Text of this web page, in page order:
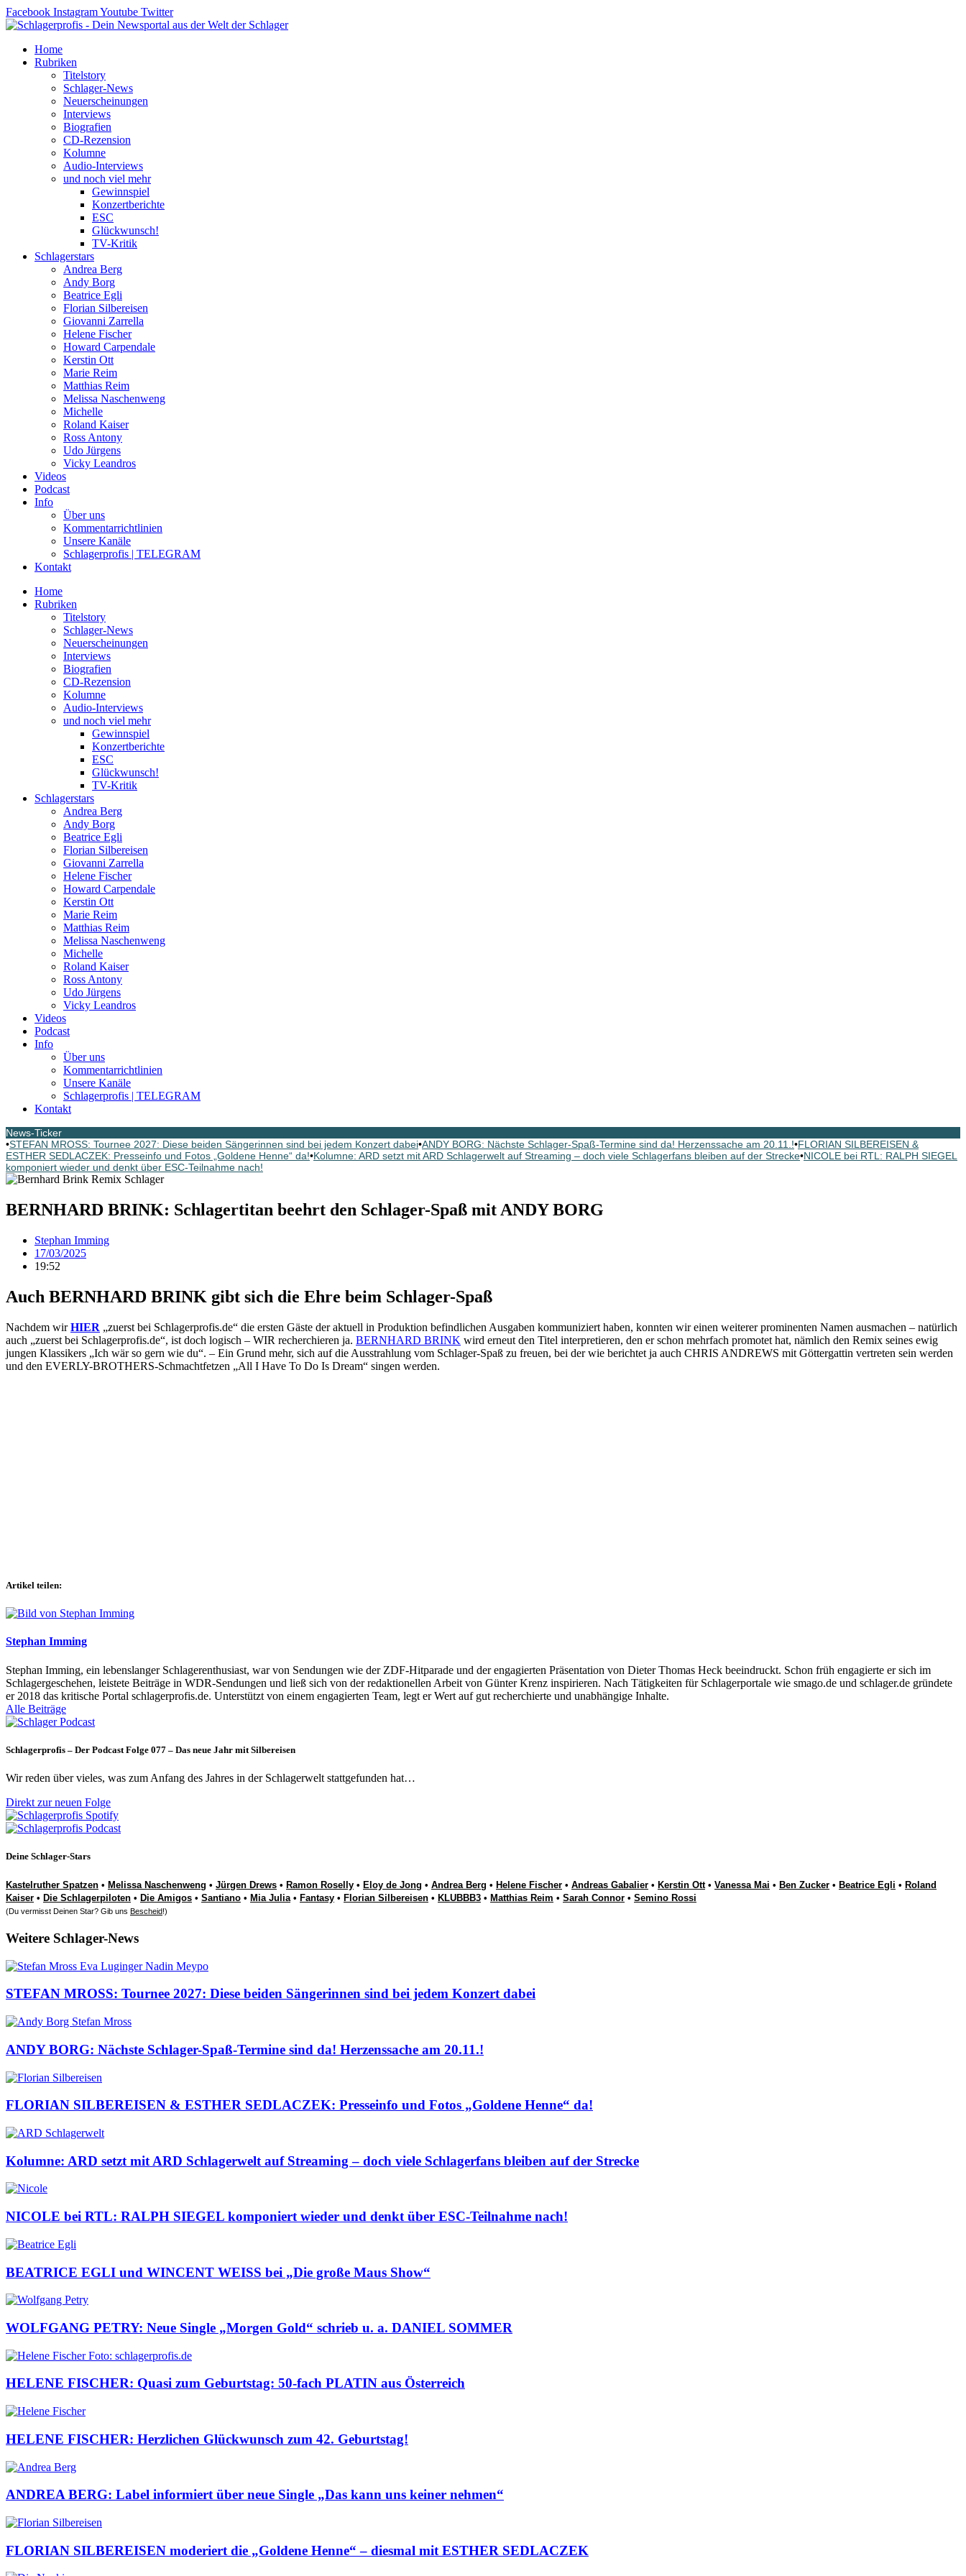
Zum
Inhalt
Facebook InstagramYoutube Twitter
Home
Rubriken
Titelstory
Schlager-News
Neuerscheinungen
Interviews
Biografien
CD-Rezension
Kolumne
Audio-Interviews
und noch viel mehr
Gewinnspiel
Konzertberichte
ESC
Glückwunsch!
TV-Kritik
Schlagerstars
Andrea Berg
Andy Borg
Beatrice Egli
Florian Silbereisen
Giovanni Zarrella
Helene Fischer
Howard Carpendale
Kerstin Ott
Marie Reim
Matthias Reim
Melissa Naschenweng
Michelle
Roland Kaiser
Ross Antony
Udo Jürgens
Vicky Leandros
Videos
Podcast
Info
Über uns
Kommentarrichtlinien
Unsere Kanäle
Schlagerprofis | TELEGRAM
Kontakt
Home
Rubriken
Titelstory
Schlager-News
Neuerscheinungen
Interviews
Biografien
CD-Rezension
Kolumne
Audio-Interviews
und noch viel mehr
Gewinnspiel
Konzertberichte
ESC
Glückwunsch!
TV-Kritik
Schlagerstars
Andrea Berg
Andy Borg
Beatrice Egli
Florian Silbereisen
Giovanni Zarrella
Helene Fischer
Howard Carpendale
Kerstin Ott
Marie Reim
Matthias Reim
Melissa Naschenweng
Michelle
Roland Kaiser
Ross Antony
Udo Jürgens
Vicky Leandros
Videos
Podcast
Info
Über uns
Kommentarrichtlinien
Unsere Kanäle
Schlagerprofis | TELEGRAM
Kontakt
News-Ticker
•STEFAN MROSS: Tournee 2027: Diese beiden Sängerinnen sind bei jedem Konzert dabei•ANDY BORG: Nächste Schlager-Spaß-Termine sind da! Herzenssache am 20.11.!•FLORIAN SILBEREISEN &
ESTHER SEDLACZEK: Presseinfo und Fotos „Goldene Henne“ da!•Kolumne: ARD setzt mit ARD Schlagerwelt auf Streaming – doch viele Schlagerfans bleiben auf der Strecke•NICOLE bei RTL: RALPH SIEGEL
komponiert wieder und denkt über ESC-Teilnahme nach!
BERNHARD BRINK: Schlagertitan beehrt den Schlager-Spaß mit ANDY BORG
Stephan Imming
17/03/2025
19:52
Auch BERNHARD BRINK gibt sich die Ehre beim Schlager-Spaß
Nachdem wirHIER „zuerst bei Schlagerprofis.de“ die ersten Gäste der aktuell in Produktion befindlichen Ausgaben kommuniziert haben, konnten wir einen weiterer prominenten Namen ausmachen – natürlich
auch „zuerst bei Schlagerprofis.de“, ist doch logisch – WIR recherchieren ja. BERNHARD BRINK wird erneut den Titel interpretieren, den er schon mehrfach promotet hat, nämlich den Remix seines ewig
jungen Klassikers „Ich wär so gern wie du“. – Ein Grund mehr, sich auf die Ausstrahlung vom Schlager-Spaß zu freuen, bei der wie berichtet ja auch CHRIS ANDREWS mit Göttergattin vertreten sein werden
und den EVERLY-BROTHERS-Schmachtfetzen „All I Have To Do Is Dream“ singen werden.
Artikel teilen:
Stephan Imming
Stephan Imming, ein lebenslanger Schlagerenthusiast, war von Sendungen wie der ZDF-Hitparade und der engagierten Präsentation von Dieter Thomas Heck beeindruckt. Schon früh engagierte er sich im
Schlagergeschehen, leistete Beiträge in WDR-Sendungen und ließ sich von der redaktionellen Arbeit von Günter Krenz inspirieren. Nach Tätigkeiten für Schlagerportale wie smago.de und schlager.de gründete
er 2018 das kritische Portal schlagerprofis.de. Unterstützt von einem engagierten Team, legt er Wert auf gut recherchierte und unabhängige Inhalte.
Alle Beiträge
Schlagerprofis – Der Podcast Folge 077 – Das neue Jahr mit Silbereisen
Wir reden über vieles, was zum Anfang des Jahres in der Schlagerwelt stattgefunden hat…
Direkt zur neuen Folge
Deine Schlager-Stars
Kastelruther Spatzen • Melissa Naschenweng • Jürgen Drews • Ramon Roselly • Eloy de Jong • Andrea Berg • Helene Fischer • Andreas Gabalier • Kerstin Ott• Vanessa Mai • Ben Zucker • Beatrice Egli • Roland
Kaiser • Die Schlagerpiloten • Die Amigos • Santiano • Mia Julia• Fantasy • Florian Silbereisen • KLUBBB3 • Matthias Reim • Sarah Connor • Semino Rossi
(Du vermisst Deinen Star? Gib uns Bescheid!)
Weitere Schlager-News
STEFAN MROSS: Tournee 2027: Diese beiden Sängerinnen sind bei jedem Konzert dabei
ANDY BORG: Nächste Schlager-Spaß-Termine sind da! Herzenssache am 20.11.!
FLORIAN SILBEREISEN & ESTHER SEDLACZEK: Presseinfo und Fotos „Goldene Henne“ da!
Kolumne: ARD setzt mit ARD Schlagerwelt auf Streaming – doch viele Schlagerfans bleiben auf der Strecke
NICOLE bei RTL: RALPH SIEGEL komponiert wieder und denkt über ESC-Teilnahme nach!
BEATRICE EGLI und WINCENT WEISS bei „Die große Maus Show“
WOLFGANG PETRY: Neue Single „Morgen Gold“ schrieb u. a. DANIEL SOMMER
HELENE FISCHER: Quasi zum Geburtstag: 50-fach PLATIN aus Österreich
HELENE FISCHER: Herzlichen Glückwunsch zum 42. Geburtstag!
ANDREA BERG: Label informiert über neue Single „Das kann uns keiner nehmen“
FLORIAN SILBEREISEN moderiert die „Goldene Henne“ – diesmal mit ESTHER SEDLACZEK